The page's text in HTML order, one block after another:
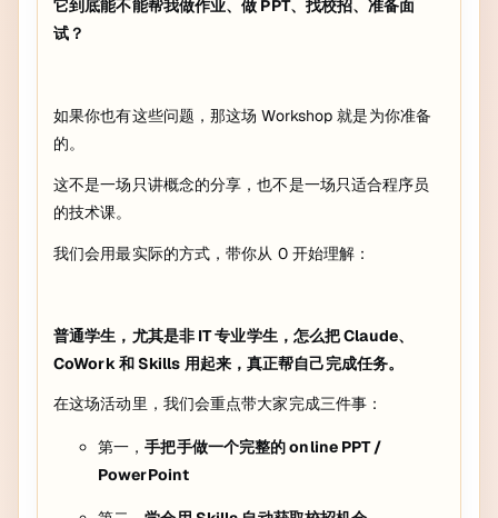
它到底能不能帮我做作业、做 PPT、找校招、准备面
试？
如果你也有这些问题，那这场 Workshop 就是为你准备
的。
这不是一场只讲概念的分享，也不是一场只适合程序员
的技术课。
我们会用最实际的方式，带你从 0 开始理解：
普通学生，尤其是非 IT 专业学生，怎么把 Claude、
CoWork 和 Skills 用起来，真正帮自己完成任务。
在这场活动里，我们会重点带大家完成三件事：
第一，手把手做一个完整的 online PPT /
PowerPoint